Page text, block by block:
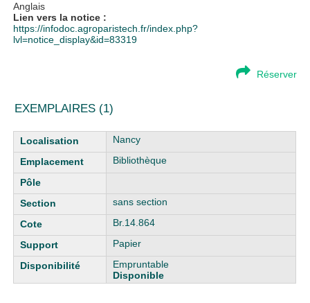
Anglais
Lien vers la notice :
https://infodoc.agroparistech.fr/index.php?
lvl=notice_display&id=83319
Réserver
EXEMPLAIRES (1)
Liste des exemplaires
Nancy
Bibliothèque
sans section
Br.14.864
Papier
Empruntable
Disponible